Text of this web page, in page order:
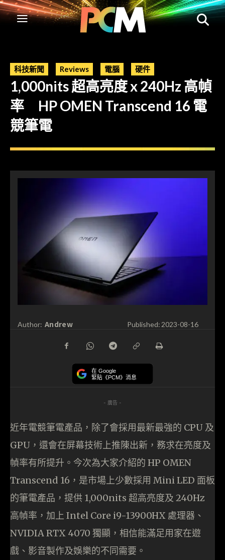
科技新聞 Reviews 電腦 硬件
1,000nits 超高亮度 x 240Hz 高幀
率 HP OMEN Transcend 16 電
競筆電
Author: Andrew Published:2023-08-16
在 Google
緊貼《PCM》消息
- 廣告 -
近年電競筆電產品，除了會採用最新最強的 CPU 及
GPU，還會在屏幕技術上推陳出新，務求在亮度及
幀率有所提升。今次為大家介紹的 HP OMEN
Transcend 16，是市場上少數採用 Mini LED 面板
的筆電產品，提供 1,000nits 超高亮度及 240Hz
高幀率，加上 Intel Core i9-13900HX 處理器、
NVIDIA RTX 4070 獨顯，相信能滿足用家在遊
戲、影音製作及娛樂的不同需要。